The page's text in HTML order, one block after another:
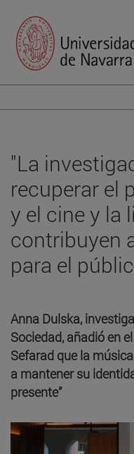
"La
recuperar el
y el cine y la
contribuyen
para el
Anna Dulska,
Sociedad, añadió en
Sefarad que la
a mantener su
presente”